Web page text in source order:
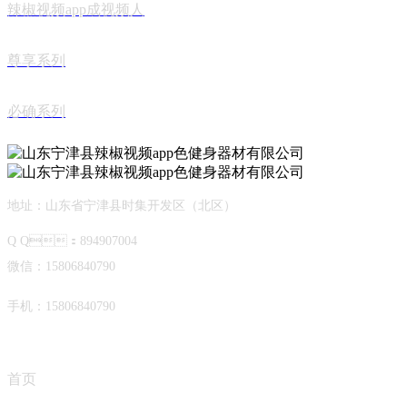
辣椒视频app成视频人
尊享系列
必确系列
地址：山东省宁津县时集开发区（北区）
Q Q：894907004
微信：15806840790
手机：15806840790
首页